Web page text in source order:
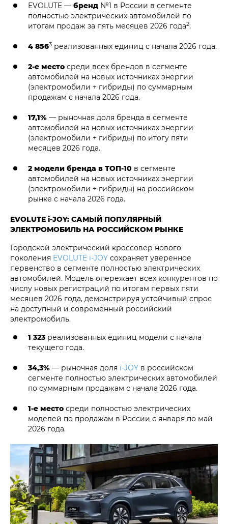
EVOLUTE — бренд №1 в России в сегменте
полностью электрических автомобилей по
итогам продаж за пять месяцев 2026 года2.
4 8563 реализованных единиц с начала 2026 года.
2-е место среди всех брендов в сегменте
автомобилей на новых источниках энергии
(электромобили + гибриды) по суммарным
продажам с начала 2026 года.
17,1% — рыночная доля бренда в сегменте
автомобилей на новых источниках энергии
(электромобили + гибриды) по итогу пяти
месяцев 2026 года.
2 модели бренда в ТОП-10 в сегменте
автомобилей на новых источниках энергии
(электромобили + гибриды) на российском
рынке с начала 2026 года.
EVOLUTE i‑JOY: САМЫЙ ПОПУЛЯРНЫЙ
ЭЛЕКТРОМОБИЛЬ НА РОССИЙСКОМ РЫНКЕ
Городской электрический кроссовер нового
поколения EVOLUTE i‑JOY сохраняет уверенное
первенство в сегменте полностью электрических
автомобилей. Модель опережает всех конкурентов по
числу новых регистраций по итогам первых пяти
месяцев 2026 года, демонстрируя устойчивый спрос
на доступный и современный российский
электромобиль.
1 323 реализованных единиц модели с начала
текущего года.
34,3% — рыночная доля i‑JOY в российском
сегменте полностью электрических автомобилей
по суммарным продажам с начала 2026 года.
1-е место среди полностью электрических
моделей по продажам в России с января по май
2026 года.